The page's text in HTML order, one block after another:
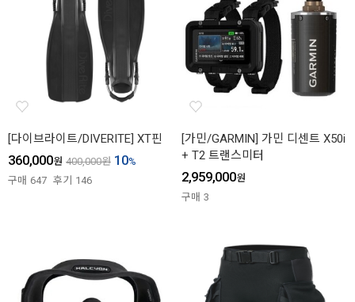
[다이브라이트/DIVERITE] XT핀
360,000원 400,000원 10%
구매 647 후기 146
[가민/GARMIN] 가민 디센트 X50i
+ T2 트랜스미터
2,959,000원
구매 3